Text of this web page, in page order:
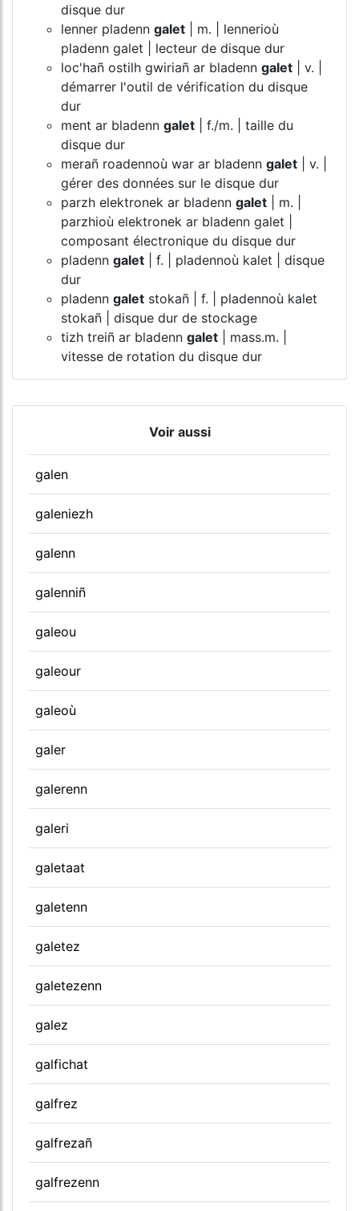
disque dur
lenner pladenn galet | m. | lennerioù
pladenn galet | lecteur de disque dur
loc'hañ ostilh gwiriañ ar bladenn galet | v. |
démarrer l'outil de vérification du disque
dur
ment ar bladenn galet | f./m. | taille du
disque dur
merañ roadennoù war ar bladenn galet | v. |
gérer des données sur le disque dur
parzh elektronek ar bladenn galet | m. |
parzhioù elektronek ar bladenn galet |
composant électronique du disque dur
pladenn galet | f. | pladennoù kalet | disque
dur
pladenn galet stokañ | f. | pladennoù kalet
stokañ | disque dur de stockage
tizh treiñ ar bladenn galet | mass.m. |
vitesse de rotation du disque dur
Voir aussi
galen
galeniezh
galenn
galenniñ
galeou
galeour
galeoù
galer
galerenn
galeri
galetaat
galetenn
galetez
galetezenn
galez
galfichat
galfrez
galfrezañ
galfrezenn